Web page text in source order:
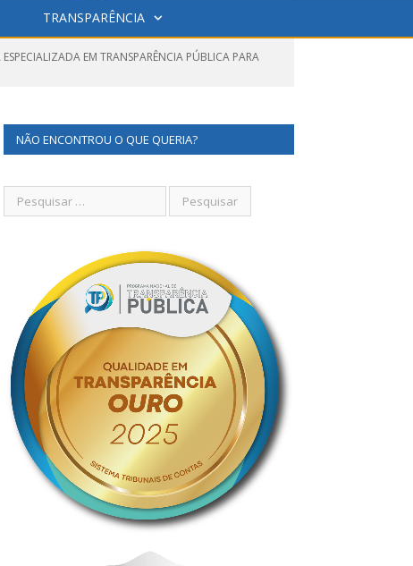
TRANSPARÊNCIA
EM TRANSPARÊNCIA PÚBLICA PARA
NÃO ENCONTROU O QUE QUERIA?